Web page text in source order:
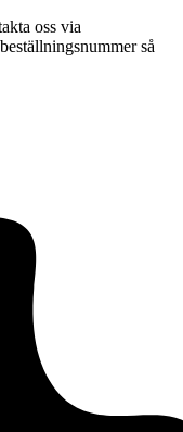
oss via
så